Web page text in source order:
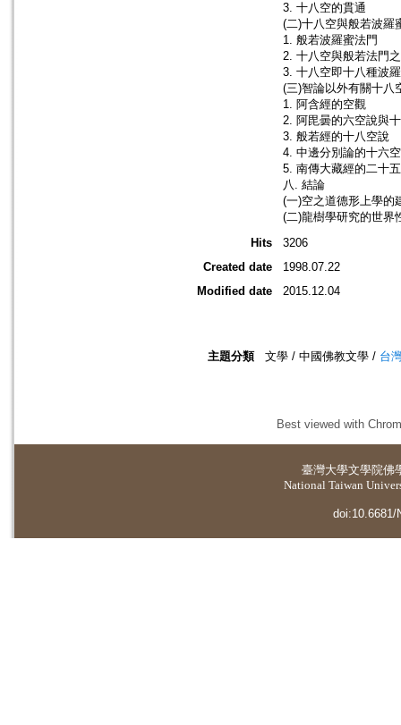
3. 十八空的貫通
(二)十八空與般若波羅
1. 般若波羅蜜法門
2. 十八空與般若法門
3. 十八空即十八種波
(三)智論以外有關十八
1. 阿含經的空觀
2. 阿毘曇的六空說與
3. 般若經的十八空說
4. 中邊分別論的十六
5. 南傳大藏經的二十
八. 結論
(一)空之道德形上學的
(二)龍樹學研究的世界
Hits
3206
Created date
1998.07.22
Modified date
2015.12.04
主題分類 文學 / 中國佛教文學 / 台
Best viewed with
臺灣大學文學院佛
National Taiwan
doi:10.6681/